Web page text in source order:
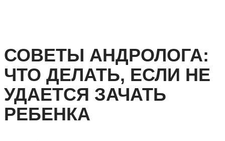
СОВЕТЫ АНДРОЛОГА:
ЧТО ДЕЛАТЬ, ЕСЛИ НЕ
УДАЕТСЯ ЗАЧАТЬ
РЕБЕНКА